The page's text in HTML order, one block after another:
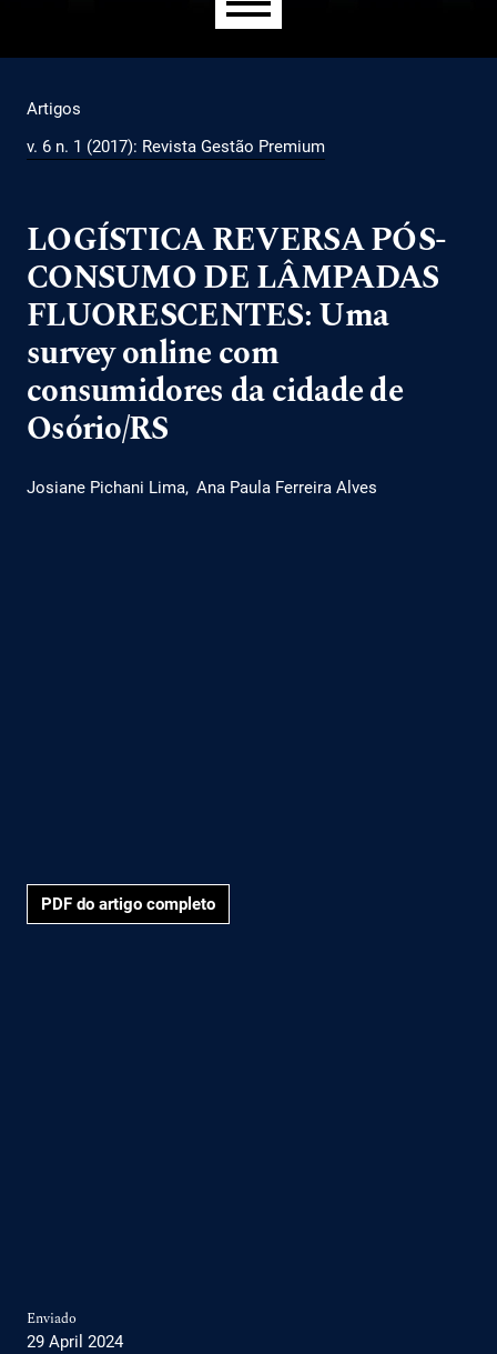
Artigos
v. 6 n. 1 (2017): Revista Gestão Premium
LOGÍSTICA REVERSA PÓS-
CONSUMO DE LÂMPADAS
FLUORESCENTES: Uma
survey online com
consumidores da cidade de
Osório/RS
Josiane Pichani Lima Ana Paula Ferreira Alves
PDF do artigo completo
Enviado
29 April 2024